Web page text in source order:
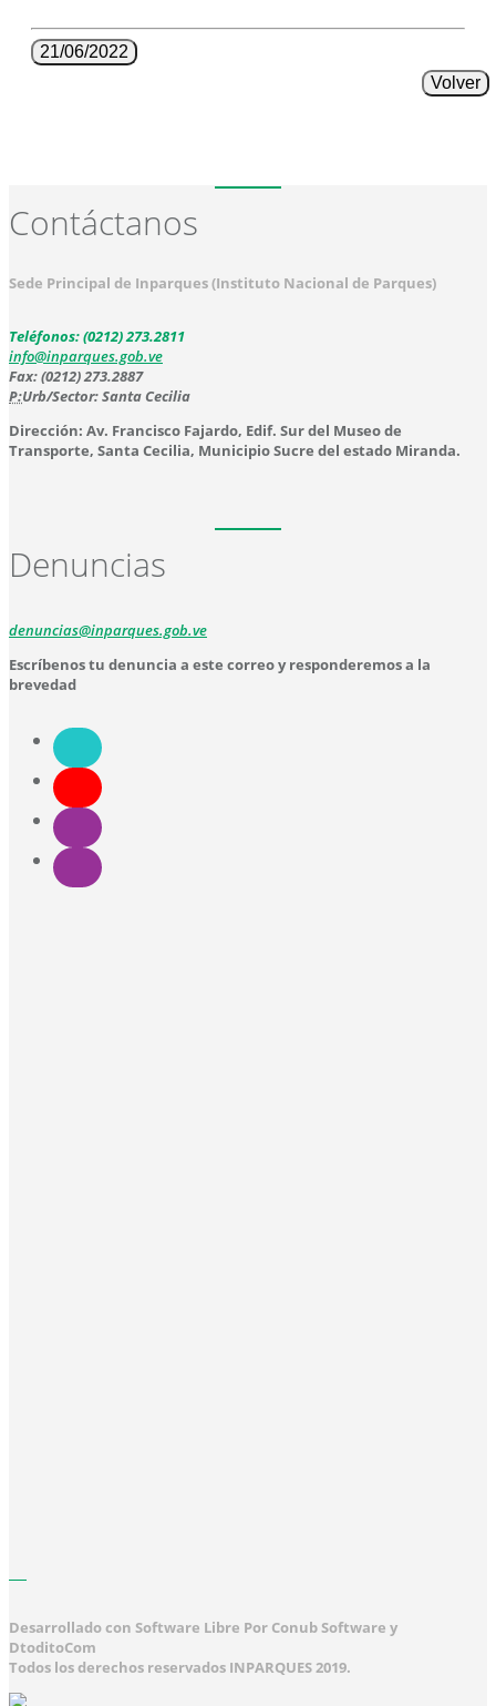
21/06/2022
Volver
Contáctanos
Sede Principal de Inparques (Instituto Nacional de Parques)
Teléfonos: (0212) 273.2811
info@inparques.gob.ve
Fax: (0212) 273.2887
P:Urb/Sector: Santa Cecilia
Dirección: Av. Francisco Fajardo, Edif. Sur del Museo de
Transporte, Santa Cecilia, Municipio Sucre del estado Miranda.
Denuncias
denuncias@inparques.gob.ve
Escríbenos tu denuncia a este correo y responderemos a la
brevedad
Desarrollado con Software Libre Por Conub Software y
DtoditoCom
Todos los derechos reservados INPARQUES 2019.